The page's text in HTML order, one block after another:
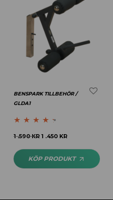
BENSPARK TILLBEHÖR /
GLDA1
Betygsatt
1 .590KR 1 .450 KR
KÖP PRODUKT